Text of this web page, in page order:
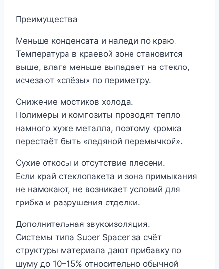
Преимущества
Меньше конденсата и наледи по краю.
Температура в краевой зоне становится
выше, влага меньше выпадает на стекло,
исчезают «слёзы» по периметру.
Снижение мостиков холода.
Полимеры и композиты проводят тепло
намного хуже металла, поэтому кромка
перестаёт быть «ледяной перемычкой».
Сухие откосы и отсутствие плесени.
Если край стеклопакета и зона примыкания
не намокают, не возникает условий для
грибка и разрушения отделки.
Дополнительная звукоизоляция.
Системы типа Super Spacer за счёт
структуры материала дают прибавку по
шуму до 10–15% относительно обычной